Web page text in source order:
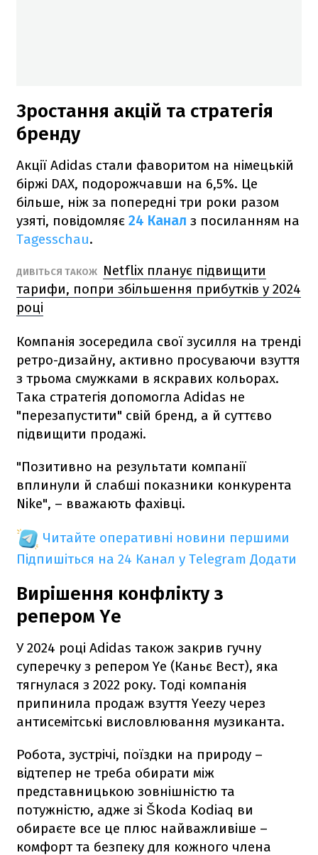
Зростання акцій та стратегія
бренду
Акції Adidas стали фаворитом на німецькій
біржі DAX, подорожчавши на 6,5%. Це
більше, ніж за попередні три роки разом
узяті, повідомляє 24 Канал з посиланням на
Tagesschau.
ДИВІТЬСЯ ТАКОЖ
Netflix планує підвищити
тарифи, попри збільшення прибутків у 2024
році
Компанія зосередила свої зусилля на тренді
ретро-дизайну, активно просуваючи взуття
з трьома смужками в яскравих кольорах.
Така стратегія допомогла Adidas не
"перезапустити" свій бренд, а й суттєво
підвищити продажі.
"Позитивно на результати компанії
вплинули й слабші показники конкурента
Nike", – вважають фахівці.
Читайте оперативні новини першими
Підпишіться на 24 Канал у Telegram Додати
Вирішення конфлікту з
репером Ye
У 2024 році Adidas також закрив гучну
суперечку з репером Ye (Каньє Вест), яка
тягнулася з 2022 року. Тоді компанія
припинила продаж взуття Yeezy через
антисемітські висловлювання музиканта.
Робота, зустрічі, поїздки на природу –
відтепер не треба обирати між
представницькою зовнішністю та
потужністю, адже зі Škoda Kodiaq ви
обираєте все це плюс найважливіше –
комфорт та безпеку для кожного члена